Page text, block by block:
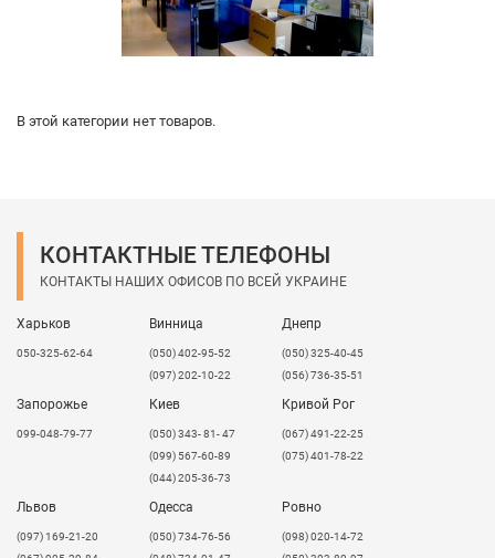
В этой категории нет товаров.
КОНТАКТНЫЕ ТЕЛЕФОНЫ
КОНТАКТЫ НАШИХ ОФИСОВ ПО ВСЕЙ УКРАИНЕ
Харьков
050-325-62-64
Винница
(050) 402-95-52
(097) 202-10-22
Днепр
(050) 325-40-45
(056) 736-35-51
Запорожье
099-048-79-77
Киев
(050) 343- 81- 47
(099) 567-60-89
(044) 205-36-73
Кривой Рог
(067) 491-22-25
(075) 401-78-22
Львов
​(097) 169-21-20
Одесса
(050) 734-76-56
Ровно
(098) 020-14-72